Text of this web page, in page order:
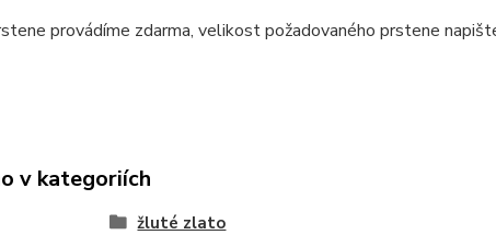
provádíme zdarma, velikost požadovaného prstene
v kategoriích
žluté zlato